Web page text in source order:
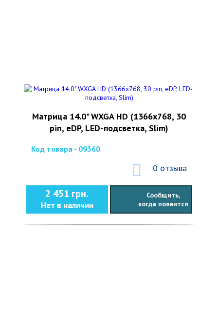
Матрица 14.0" WXGA HD (1366х768, 30
pin, eDP, LED-подсветка, Slim)
Код товара - 09360
0 отзыва
2 451 грн.
Нет в наличии
Сообщить,
когда появится